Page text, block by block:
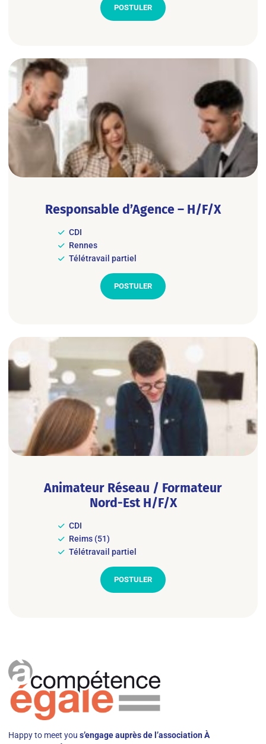
POSTULER
Responsable d’Agence – H/F/X
CDI
Rennes
Télétravail partiel
POSTULER
Animateur Réseau / Formateur
Nord-Est H/F/X
CDI
Reims (51)
Télétravail partiel
POSTULER
Happy to meet you s’engage auprès de l’association À